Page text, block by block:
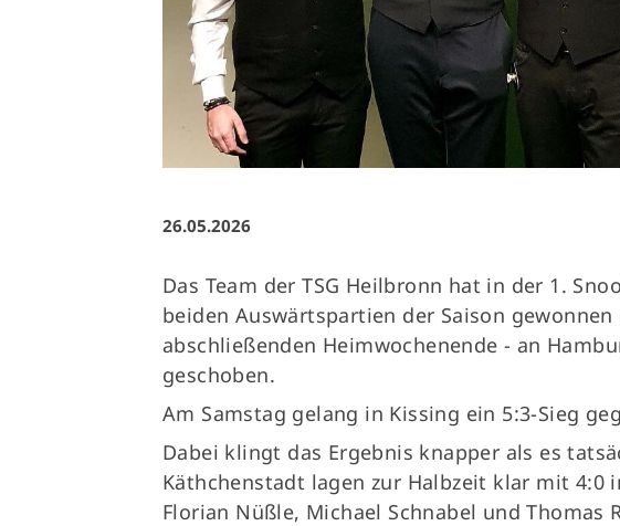
26.05.2026
Das Team der TSG Heilbronn hat in der 1.
beiden Auswärtspartien der Saison
abschließenden Heimwochenende - an
geschoben.
Am Samstag gelang in Kissing ein 5:3-Sieg
Dabei klingt das Ergebnis knapper als es
Käthchenstadt lagen zur Halbzeit klar mit 4:0
Florian Nüßle, Michael Schnabel und Thomas
Sportsuche
Ausfälle und Vertretungen
Deutsches Sportabzeichen